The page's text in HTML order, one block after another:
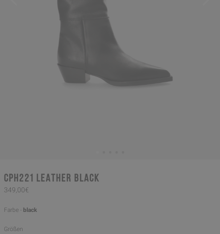
CPH221 leather black
349,00€
Farbe - black
Größen